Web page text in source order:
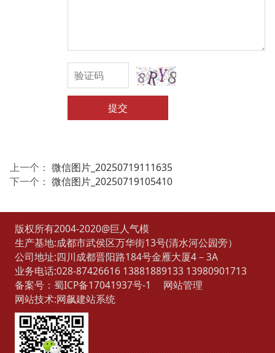
提交
上一个： 微信图片_20250719111635
下一个： 微信图片_20250719105410
版权所有2004-2020@巨人气模
生产基地:成都市武侯区万华街13号(清水河公园旁）
公司地址:四川成都晋阳路184号金雁大厦4－3A
业务电话:028-874266161388188913313980901713
备案号：蜀ICP备17041937号-1
网站管理
网站技术:网飙建站系统